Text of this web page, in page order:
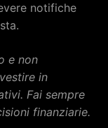
notifiche
e non
in
Fai sempre
finanziarie.